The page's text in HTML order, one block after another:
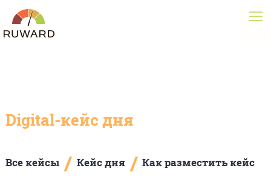
Digital-кейс дня
Все кейсы / Кейс дня / Как разместить кейс